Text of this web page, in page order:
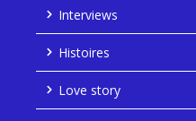
Interviews
Histoires
Love story